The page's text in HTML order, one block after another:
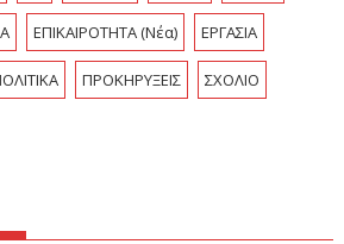
ΕΠΙΚΑΙΡΟΤΗΤΑ (Νέα) ΕΡΓΑΣΙΑ
ΠΡΟΚΗΡΥΞΕΙΣ ΣΧΟΛΙΟ